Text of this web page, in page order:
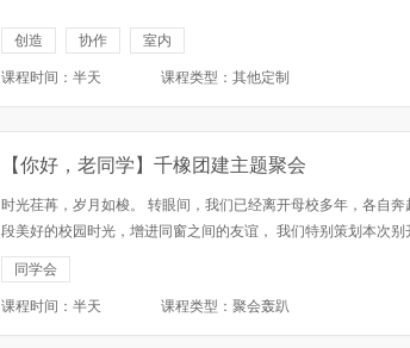
创造 协作 室内
课程时间：半天 课程类型：其他定制
【你好，老同学】千橡团建主题聚会
时光荏苒，岁月如梭。 转眼间，我们已经离开母校多年，各自
段美好的校园时光，增进同窗之间的友谊， 我们特别策划本次
主题活动。 二、活动目的 重温校园时光，回忆青春岁月； 增进
源； 丰富同学们...
同学会
课程时间：半天 课程类型：聚会轰趴